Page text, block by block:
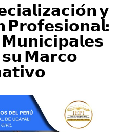
𝘆
𝗣𝗿𝗼𝗳𝗲𝘀𝗶𝗼𝗻𝗮𝗹:
𝗠𝗮𝗿𝗰𝗼